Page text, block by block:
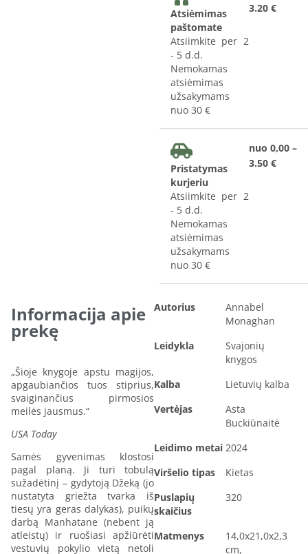
Atsiėmimas
paštomate
Atsiimkite per 2
- 5 d.d.
Nemokamas
atsiėmimas
užsakymams
nuo 30 €
3.20 €
Pristatymas
kurjeriu
Atsiimkite per 2
- 5 d.d.
Nemokamas
atsiėmimas
užsakymams
nuo 30 €
nuo 0,00 –
3.50 €
Informacija apie
prekę
„Šioje knygoje apstu magijos,
apgaubiančios tuos stiprius,
svaiginančius pirmosios
meilės jausmus.“
USA Today
Samės gyvenimas klostosi
pagal planą. Ji turi tobulą
sužadėtinį – gydytoją Džeką (jo
nustatyta griežta tvarka iš
tiesų yra geras dalykas), puikų
darbą Manhatane (nebent ją
atleistų) ir ruošiasi apžiūrėti
vestuvių pokylio vietą netoli
Autorius
Annabel
Monaghan
Leidykla
Svajonių
knygos
Kalba
Lietuvių kalba
Vertėjas
Asta
Buckiūnaitė
Leidimo metai 2024
Viršelio tipas
Kietas
Puslapių
skaičius
320
Matmenys
14,0x21,0x2,3
cm,